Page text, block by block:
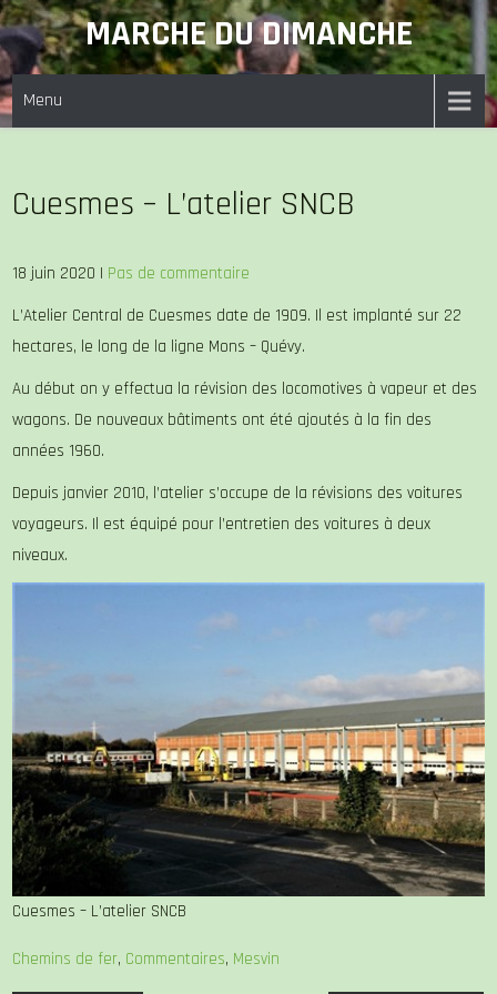
Skip
to
content
MARCHE DU DIMANCHE
Menu
Cuesmes – L’atelier SNCB
18 juin 2020 | Pas de commentaire
L’Atelier Central de Cuesmes date de 1909. Il est implanté sur 22
hectares, le long de la ligne Mons – Quévy.
Au début on y effectua la révision des locomotives à vapeur et des
wagons. De nouveaux bâtiments ont été ajoutés à la fin des
années 1960.
Depuis janvier 2010, l’atelier s’occupe de la révisions des voitures
voyageurs. Il est équipé pour l’entretien des voitures à deux
niveaux.
Cuesmes – L’atelier SNCB
Chemins de fer, Commentaires, Mesvin